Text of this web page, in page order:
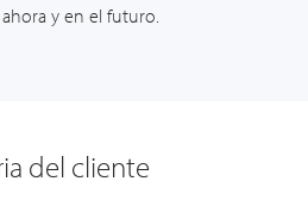
y en el futuro.
del cliente